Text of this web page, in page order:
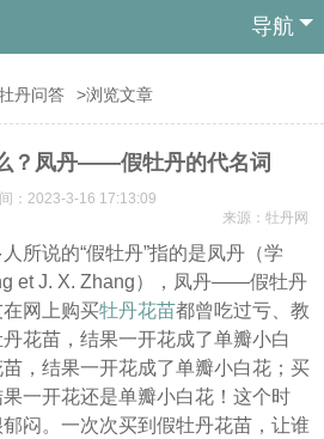
导航
丹问答 >浏览文章
？凤丹——假牡丹的代名词
：2023-3-16 17:13:09
来源： 牡丹网
所说的“假牡丹”指的是凤丹（学
et J. X. Zhang），凤丹——假牡丹
网上购买牡丹花苗都曾吃过亏、教
花苗，结果一开花成了单瓣小白
，结果一开花成了单瓣小白花；买
一开花还是单瓣小白花！这个时
闷。一次次买到假牡丹花苗，让谁